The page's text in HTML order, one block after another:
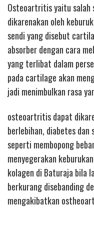
Osteoartritis yaitu salah
dikarenakan oleh
sendi yang disebut
absorber dengan cara
yang terlibat dalam
pada cartilage akan
jadi menimbulkan rasa
osteoartritis dapat
berlebihan, diabetes
seperti membopong
menyegerakan
kolagen di Baturaja bila
berkurang disebanding
mengakibatkan